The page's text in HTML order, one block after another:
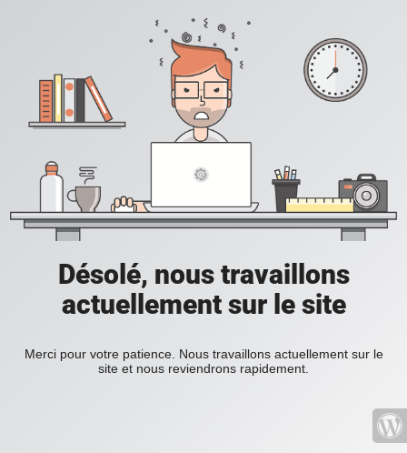
Désolé, nous travaillons
actuellement sur le site
Merci pour votre patience. Nous travaillons actuellement sur le
site et nous reviendrons rapidement.